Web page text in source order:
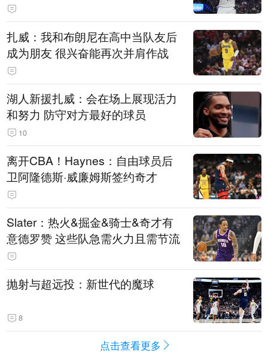
扎威：我和布朗尼在高中当队友后
成为朋友 很兴奋能再次并肩作战
湖人新援扎威：会在场上展现活力
和努力 防守对方最好的球员
10
离开CBA！Haynes：自由球员后
卫阿隆德斯·威廉姆斯签约奇才
Slater：热火&掘金&骑士&奇才有
意德罗赞 这些队急需火力且需节流
抛射与超远投：新世代的魔球
8
点击查看更多